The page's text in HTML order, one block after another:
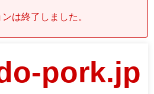
は終了しました。
pork.jp